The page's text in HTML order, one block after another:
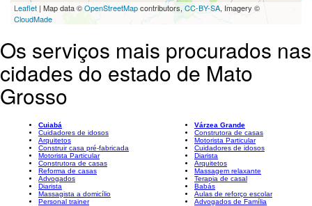
Leaflet | Map data ©OpenStreetMapcontributors, CC-BY-SA, Imagery ©
CloudMade
Os serviços mais procurados nas
cidades do estado de Mato
Grosso
Cuiabá
Cuidadores de idosos
Arquitetos
Construir casa pré-fabricada
Motorista Particular
Construtora de casas
Reforma de casas
Advogados
Diarista
Massagista a domicílio
Personal trainer
Várzea Grande
Construtora de casas
Motorista Particular
Cuidadores de idosos
Diarista
Arquitetos
Massagem relaxante
Terapia de casal
Babás
Aulas de reforço escolar
Advogados de Família